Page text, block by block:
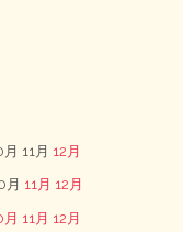
11月 12月
月 11月 12月
月 11月 12月